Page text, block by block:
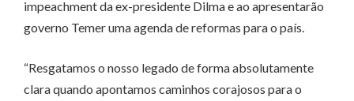
impeachment da ex-presidente Dilma e ao apresentarão
governo Temer uma agenda de reformas para o país.
“Resgatamos o nosso legado de forma absolutamente
clara quando apontamos caminhos corajosos para o